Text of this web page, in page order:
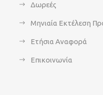
Δωρεές
Μηνιαία Εκτέλεση
Ετήσια Αναφορά
Επικοινωνία